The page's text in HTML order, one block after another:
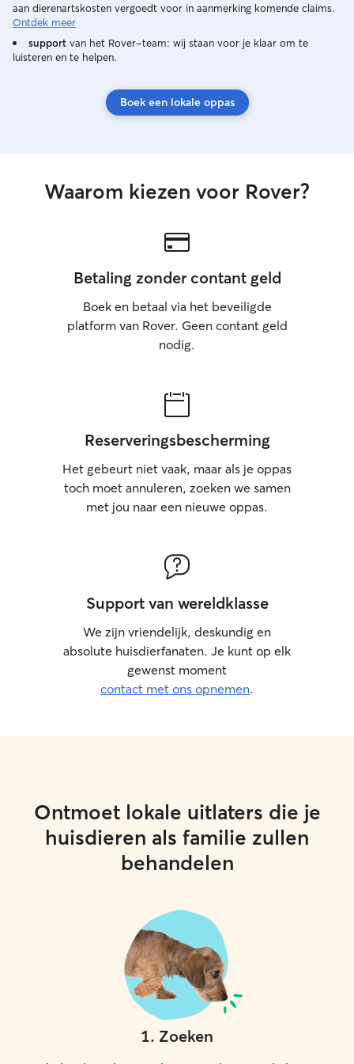
op zijn of haar
aan dierenartskosten vergoedt voor in aanmerking komende claims.
Ontdek meer
support van het Rover-team: wij staan voor je klaar om te
luisteren en te helpen.
Boek een lokale oppas
Waarom kiezen voor Rover?
Betaling zonder contant geld
Boek en betaal via het beveiligde
platform van Rover. Geen contant geld
nodig.
Reserveringsbescherming
Het gebeurt niet vaak, maar als je oppas
toch moet annuleren, zoeken we samen
met jou naar een nieuwe oppas.
Support van wereldklasse
We zijn vriendelijk, deskundig en
absolute huisdierfanaten. Je kunt op elk
gewenst moment
contact met ons opnemen.
Ontmoet lokale uitlaters die je
huisdieren als familie zullen
behandelen
1. Zoeken